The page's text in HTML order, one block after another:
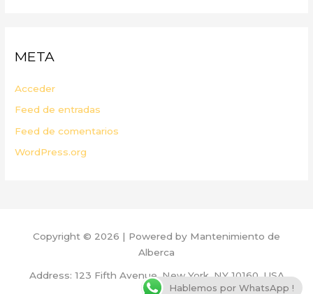
META
Acceder
Feed de entradas
Feed de comentarios
WordPress.org
Copyright © 2026 | Powered by Mantenimiento de
Alberca
Address: 123 Fifth Avenue, New York, NY 10160, USA
Hablemos por WhatsApp !